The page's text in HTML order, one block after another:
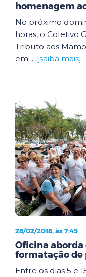
homenagem
No próximo
horas, o Coletivo
Tributo aos
em ... [saiba mais]
28/02/2018, às 7:45
Oficina
formatação
Entre os dias 5 e